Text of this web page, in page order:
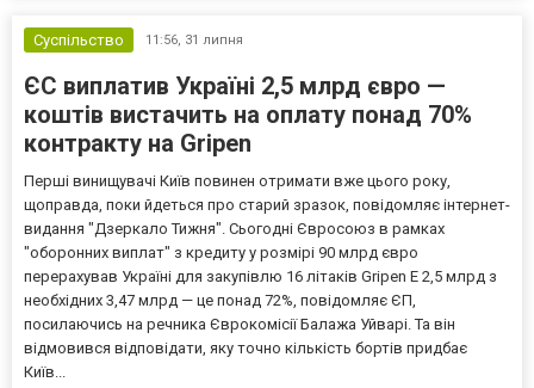
Суспільство 11:56, 31 липня
ЄС виплатив Україні 2,5 млрд євро —
коштів вистачить на оплату понад 70%
контракту на Gripen
Перші винищувачі Київ повинен отримати вже цього року,
щоправда, поки йдеться про старий зразок, повідомляє інтернет-
видання "Дзеркало Тижня". Сьогодні Євросоюз в рамках
"оборонних виплат" з кредиту у розмірі 90 млрд євро
перерахував Україні для закупівлю 16 літаків Gripen Е 2,5 млрд з
необхідних 3,47 млрд — це понад 72%, повідомляє ЄП,
посилаючись на речника Єврокомісії Балажа Уйварі. Та він
відмовився відповідати, яку точно кількість бортів придбає
Київ...